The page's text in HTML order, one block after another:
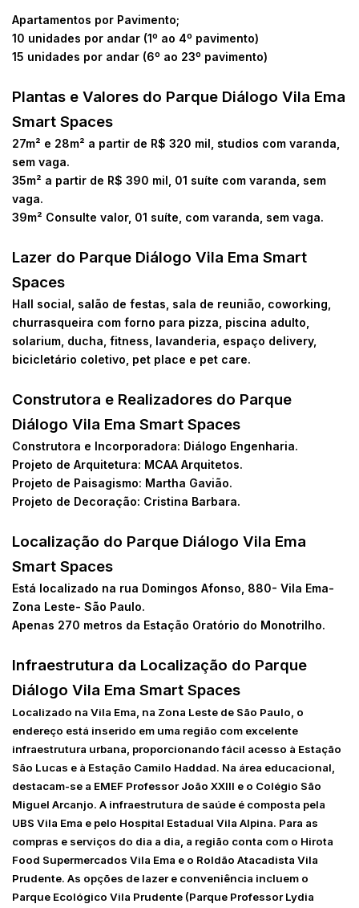
Apartamentos por Pavimento;
10 unidades por andar (1º ao 4º pavimento)
15 unidades por andar (6º ao 23º pavimento)
Plantas e Valores do Parque Diálogo Vila Ema
Smart Spaces
27m² e 28m² a partir de R$ 320 mil, studios com varanda,
sem vaga.
35m² a partir de R$ 390 mil, 01 suíte com varanda, sem
vaga.
39m² Consulte valor, 01 suíte, com varanda, sem vaga.
Lazer do Parque Diálogo Vila Ema Smart
Spaces
Hall social, salão de festas, sala de reunião, coworking,
churrasqueira com forno para pizza, piscina adulto,
solarium, ducha, fitness, lavanderia, espaço delivery,
bicicletário coletivo, pet place e pet care.
Construtora e Realizadores do Parque
Diálogo Vila Ema Smart Spaces
Construtora e Incorporadora: Diálogo Engenharia.
Projeto de Arquitetura: MCAA Arquitetos.
Projeto de Paisagismo: Martha Gavião.
Projeto de Decoração: Cristina Barbara.
Localização do Parque Diálogo Vila Ema
Smart Spaces
Está localizado na rua Domingos Afonso, 880- Vila Ema-
Zona Leste- São Paulo.
Apenas 270 metros da Estação Oratório do Monotrilho.
Infraestrutura da Localização do Parque
Diálogo Vila Ema Smart Spaces
Localizado na Vila Ema, na Zona Leste de São Paulo, o
endereço está inserido em uma região com excelente
infraestrutura urbana, proporcionando fácil acesso à Estação
São Lucas e à Estação Camilo Haddad. Na área educacional,
destacam-se a EMEF Professor João XXIII e o Colégio São
Miguel Arcanjo. A infraestrutura de saúde é composta pela
UBS Vila Ema e pelo Hospital Estadual Vila Alpina. Para as
compras e serviços do dia a dia, a região conta com o Hirota
Food Supermercados Vila Ema e o Roldão Atacadista Vila
Prudente. As opções de lazer e conveniência incluem o
Parque Ecológico Vila Prudente (Parque Professor Lydia